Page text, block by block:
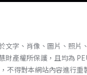
文字、肖像、圖片、照
財產權所保護，且均為
不得對本網站內容進行